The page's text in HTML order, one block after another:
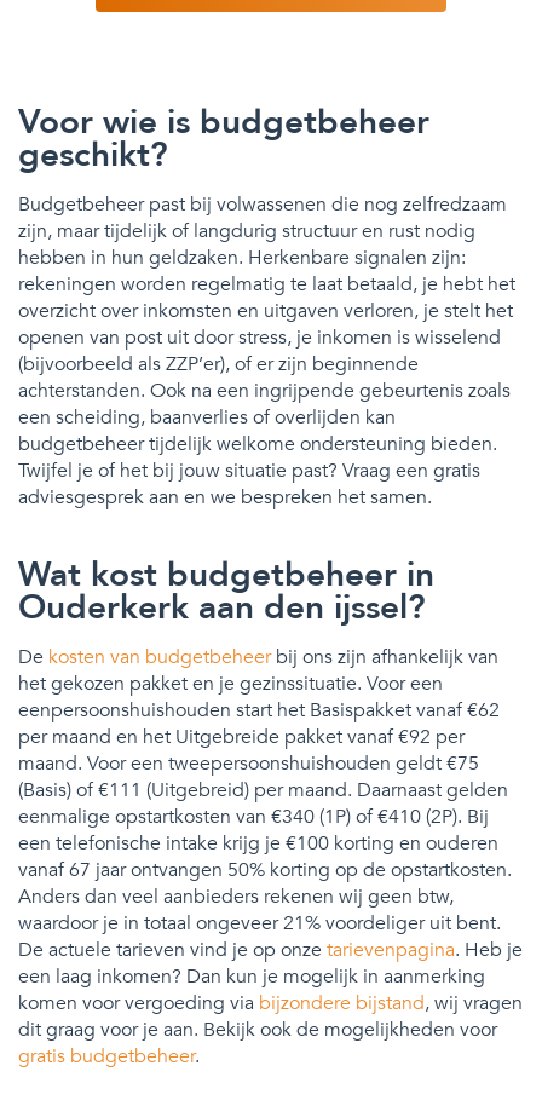
Voor wie is budgetbeheer
geschikt?
Budgetbeheer past bij volwassenen die nog zelfredzaam
zijn, maar tijdelijk of langdurig structuur en rust nodig
hebben in hun geldzaken. Herkenbare signalen zijn:
rekeningen worden regelmatig te laat betaald, je hebt het
overzicht over inkomsten en uitgaven verloren, je stelt het
openen van post uit door stress, je inkomen is wisselend
(bijvoorbeeld als ZZP’er), of er zijn beginnende
achterstanden. Ook na een ingrijpende gebeurtenis zoals
een scheiding, baanverlies of overlijden kan
budgetbeheer tijdelijk welkome ondersteuning bieden.
Twijfel je of het bij jouw situatie past? Vraag een gratis
adviesgesprek aan en we bespreken het samen.
Wat kost budgetbeheer in
Ouderkerk aan den ijssel?
De kosten van budgetbeheerbij ons zijn afhankelijk van
het gekozen pakket en je gezinssituatie. Voor een
eenpersoonshuishouden start het Basispakket vanaf €62
per maand en het Uitgebreide pakket vanaf €92 per
maand. Voor een tweepersoonshuishouden geldt €75
(Basis) of €111 (Uitgebreid) per maand. Daarnaast gelden
eenmalige opstartkosten van €340 (1P) of €410 (2P). Bij
een telefonische intake krijg je €100 korting en ouderen
vanaf 67 jaar ontvangen 50% korting op de opstartkosten.
Anders dan veel aanbieders rekenen wij geen btw,
waardoor je in totaal ongeveer 21% voordeliger uit bent.
De actuele tarieven vind je op onze tarievenpagina. Heb je
een laag inkomen? Dan kun je mogelijk in aanmerking
komen voor vergoeding via bijzondere bijstand, wij vragen
dit graag voor je aan. Bekijk ook de mogelijkheden voor
gratis budgetbeheer.